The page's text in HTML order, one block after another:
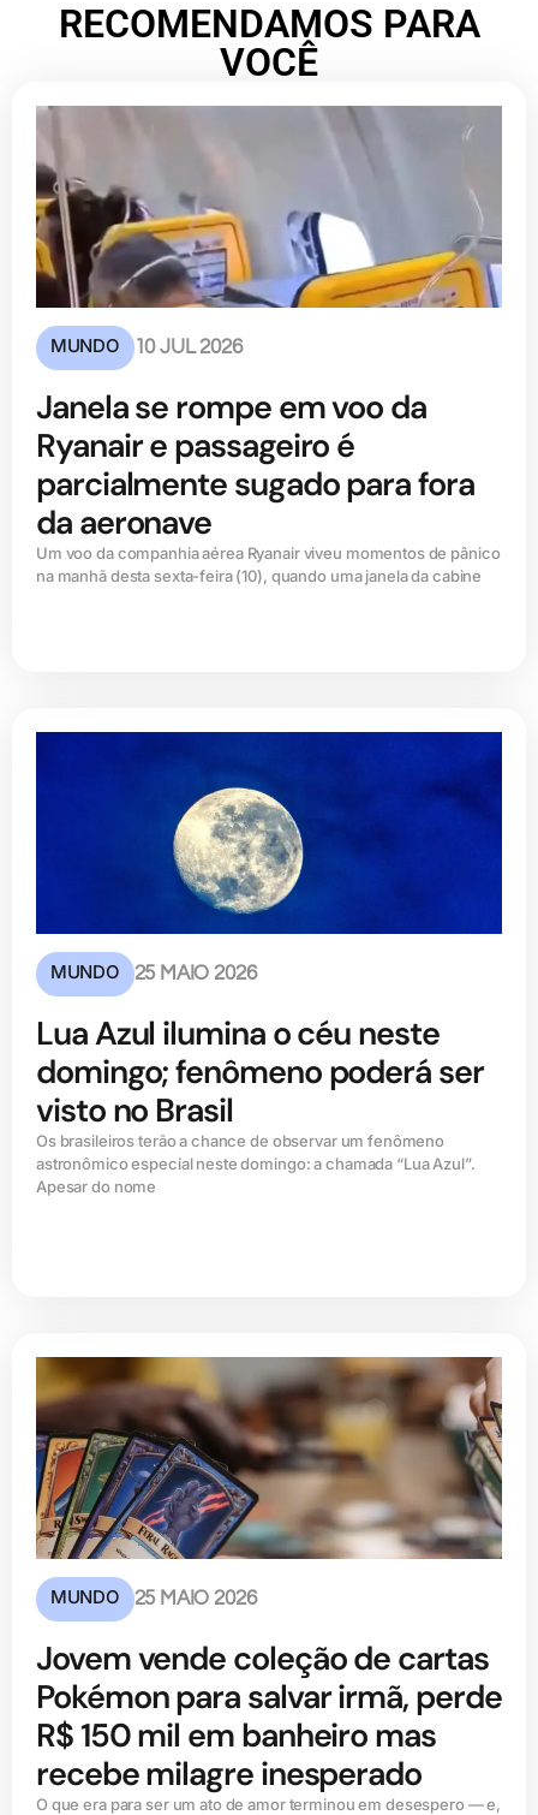
RECOMENDAMOS PARA
VOCÊ
MUNDO 10 JUL 2026
Janela se rompe em voo da
Ryanair e passageiro é
parcialmente sugado para fora
da aeronave
Um voo da companhia aérea Ryanair viveu momentos de pânico
na manhã desta sexta-feira (10), quando uma janela da cabine
MUNDO 25 MAIO 2026
Lua Azul ilumina o céu neste
domingo; fenômeno poderá ser
visto no Brasil
Os brasileiros terão a chance de observar um fenômeno
astronômico especial neste domingo: a chamada “Lua Azul”.
Apesar do nome
MUNDO 25 MAIO 2026
Jovem vende coleção de cartas
Pokémon para salvar irmã, perde
R$ 150 mil em banheiro mas
recebe milagre inesperado
O que era para ser um ato de amor terminou em desespero — e,